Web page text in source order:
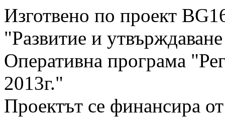
Изготвено по проект
"Развитие и
Оперативна програма
2013г."
Проектът се финансира